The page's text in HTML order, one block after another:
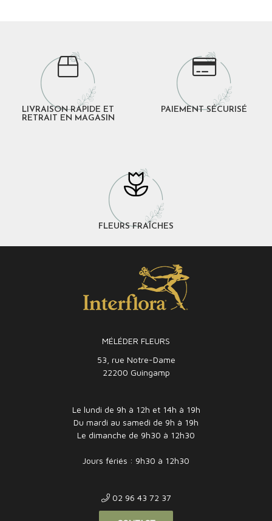
LIVRAISON RAPIDE ET
RETRAIT EN MAGASIN
PAIEMENT SÉCURISÉ
FLEURS FRAÎCHES
MÉLÉDER FLEURS
53, rue Notre-Dame
22200 Guingamp
Le lundi de 9h à 12h et 14h à 19h
Du mardi au samedi de 9h à 19h
Le dimanche de 9h30 à 12h30
Jours fériés : 9h30 à 12h30
02 96 43 72 37